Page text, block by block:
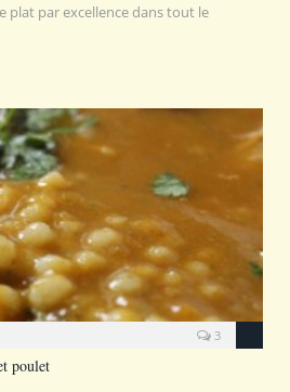
plat par excellence dans tout le
3
poulet